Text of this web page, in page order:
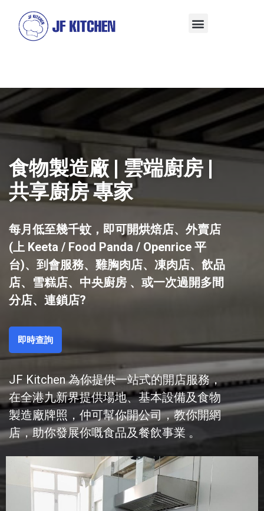
食物製造廠 | 雲端廚房 |
共享廚房 專家
每月低至幾千蚊，即可開烘焙店、外賣店
(上 Keeta / Food Panda / Openrice 平
台)、到會服務、 雞胸肉店、凍肉店、飲品
店、雪糕店、中央廚房 、或一次過開多間
分店、連鎖店?
即時查詢
JF Kitchen 為你提供一站式的開店服務，
在全港九新界提供場地、基本設備及食物
製造廠牌照，仲可幫你開公司，教你開網
店，助你發展你嘅食品及餐飲事業 。